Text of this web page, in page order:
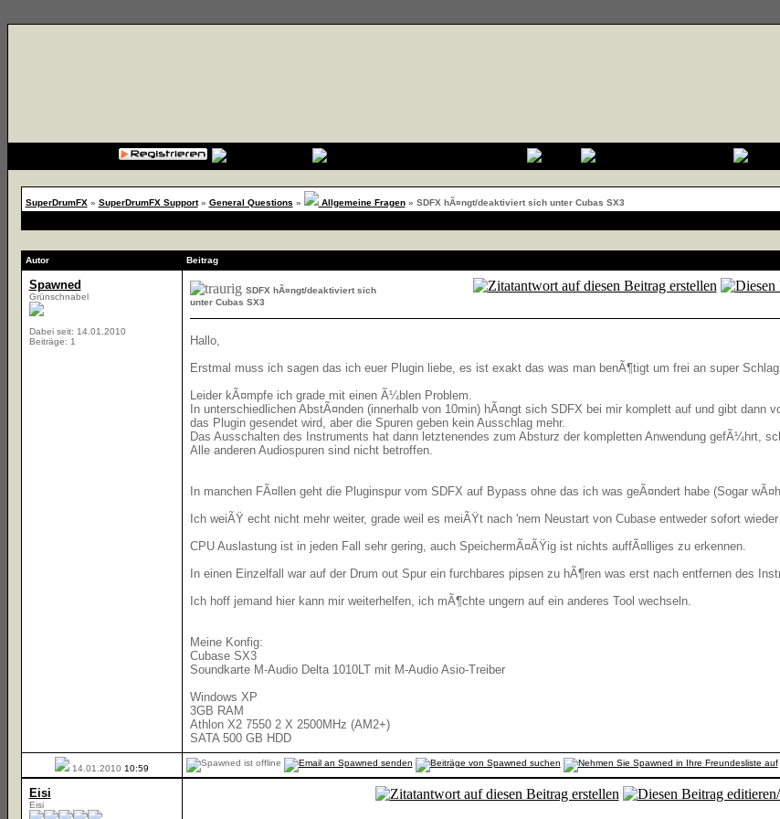
SuperDrumFX» SuperDrumFX Support» General Questions » Allgemeine Fragen» SDFX hÃ¤ngt/deaktiviert sich unter Cubas SX3
Autor Beitrag
Spawned
Grünschnabel
Dabei seit: 14.01.2010
Beiträge: 1
SDFX hÃ¤ngt/deaktiviert sich
unter Cubas SX3
Hallo,
Erstmal muss ich sagen das ich euer Plugin liebe, es ist exakt das was man benÃ¶tigt um frei an super
Leider kÃ¤mpfe ich grade mit einen Ã¼blen Problem.
In unterschiedlichen AbstÃ¤nden (innerhalb von 10min) hÃ¤ngt sich SDFX bei mir komplett auf und gibt
das Plugin gesendet wird, aber die Spuren geben kein Ausschlag mehr.
Das Ausschalten des Instruments hat dann letztenendes zum Absturz der kompletten Anwendung gefÃ¼hrt,
Alle anderen Audiospuren sind nicht betroffen.
In manchen FÃ¤llen geht die Pluginspur vom SDFX auf Bypass ohne das ich was geÃ¤ndert habe (Sogar
Ich weiÃŸ echt nicht mehr weiter, grade weil es meiÃŸt nach 'nem Neustart von Cubase entweder sofort
CPU Auslastung ist in jeden Fall sehr gering, auch SpeichermÃ¤ÃŸig ist nichts auffÃ¤lliges zu erkennen.
In einen Einzelfall war auf der Drum out Spur ein furchbares pipsen zu hÃ¶ren was erst nach entfernen des
Ich hoff jemand hier kann mir weiterhelfen, ich mÃ¶chte ungern auf ein anderes Tool wechseln.
Meine Konfig:
Cubase SX3
Soundkarte M-Audio Delta 1010LT mit M-Audio Asio-Treiber
Windows XP
3GB RAM
Athlon X2 7550 2 X 2500MHz (AM2+)
SATA 500 GB HDD
14.01.2010 10:59
Eisi
Eisi